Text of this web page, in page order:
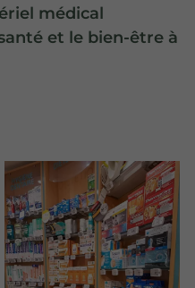
médical
et le bien-être à